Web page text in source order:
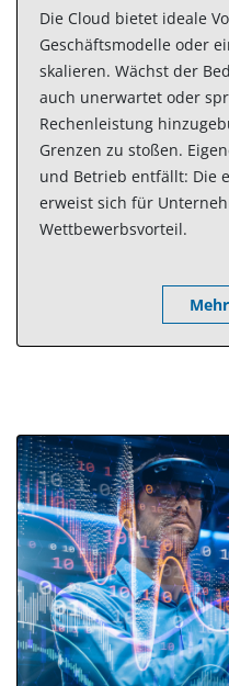
Die Cloud bietet ideale
Geschäftsmodelle oder
skalieren. Wächst der
auch unerwartet oder
Rechenleistung
Grenzen zu stoßen.
und Betrieb entfällt: Die
erweist sich für
Wettbewerbsvorteil.